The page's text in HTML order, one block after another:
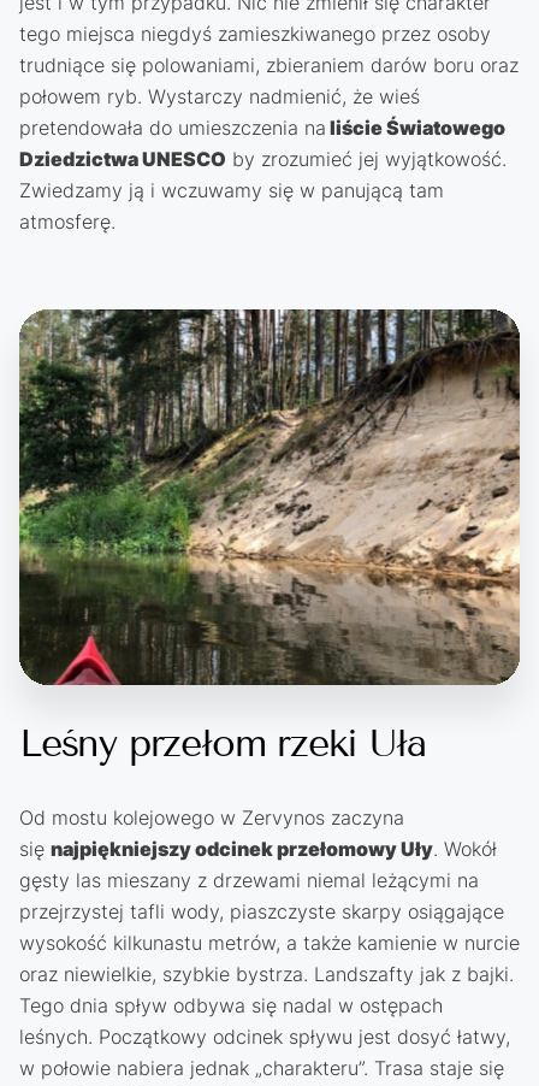
tego miejsca niegdyś zamieszkiwanego przez osoby
trudniące się polowaniami, zbieraniem darów boru oraz
połowem ryb. Wystarczy nadmienić, że wieś
pretendowała do umieszczenia na liście Światowego
Dziedzictwa UNESCO by zrozumieć jej wyjątkowość.
Zwiedzamy ją i wczuwamy się w panującą tam
atmosferę.
Leśny przełom rzeki Uła
Od mostu kolejowego w Zervynos zaczyna
się najpiękniejszy odcinek przełomowy Uły. Wokół
gęsty las mieszany z drzewami niemal leżącymi na
przejrzystej tafli wody, piaszczyste skarpy osiągające
wysokość kilkunastu metrów, a także kamienie w nurcie
oraz niewielkie, szybkie bystrza. Landszafty jak z bajki.
Tego dnia spływ odbywa się nadal w ostępach
leśnych. Początkowy odcinek spływu jest dosyć łatwy,
w połowie nabiera jednak „charakteru”. Trasa staje się